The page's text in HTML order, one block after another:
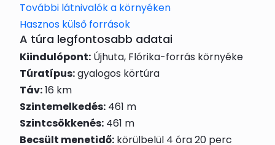
További látnivalók a környéken
Hasznos külső források
A túra legfontosabb adatai
Kiindulópont: Újhuta, Flórika-forrás környéke
Túratípus:gyalogos körtúra
Táv:16 km
Szintemelkedés: 461 m
Szintcsökkenés: 461 m
Becsült menetidő: körülbelül 4 óra 20 perc